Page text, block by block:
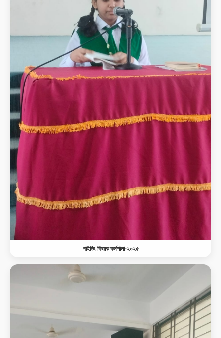
গাইডিং বিষয়ক কর্মশালা-২০২৫